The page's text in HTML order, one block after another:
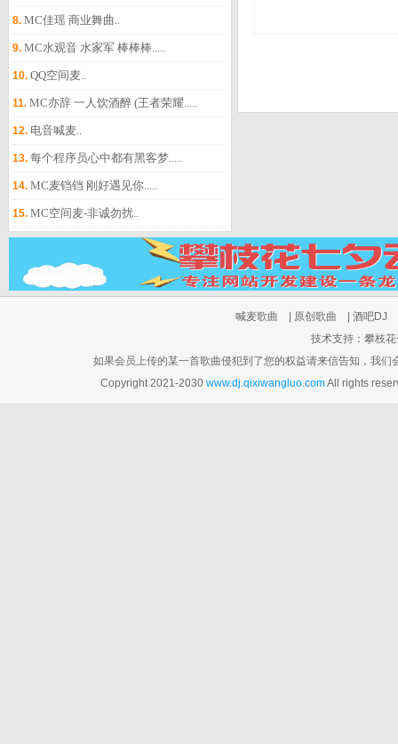
8. MC佳瑶 商业舞曲..
9. MC水观音 水家军 棒棒棒.....
10. QQ空间麦..
11. MC亦辞 一人饮酒醉 (王者荣耀.....
12. 电音喊麦..
13. 每个程序员心中都有黑客梦.....
14. MC麦铛铛 刚好遇见你.....
15. MC空间麦-非诚勿扰..
喊麦歌曲 原创歌曲 酒吧DJ
技术支持：攀枝
如果会员上传的某一首歌曲侵犯到了您的权益请来信告知，我
Copyright 2021-2030 www.dj.qixiwangluo.comAll rights